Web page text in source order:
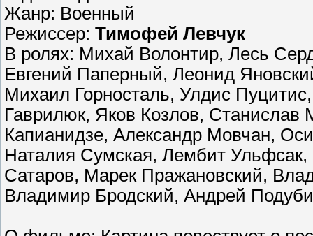
Жанр: Военный
Режиссер: Тимофей Левчук
В ролях: Михай Волонтир, Лесь
Евгений Паперный, Леонид
Михаил Горносталь, Улдис
Гаврилюк, Яков Козлов, Станислав
Капианидзе, Александр Мовчан,
Наталия Сумская, Лембит
Сатаров, Марек Пражановский,
Владимир Бродский, Андрей